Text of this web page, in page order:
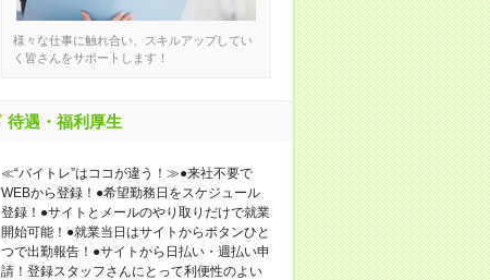
様々な仕事に触れ合い、スキルアップしてい
く皆さんをサポートします！
待遇・福利厚生
≪“バイトレ”はココが違う！≫●来社不要で
WEBから登録！●希望勤務日をスケジュール
登録！●サイトとメールのやり取りだけで就業
開始可能！●就業当日はサイトからボタンひと
つで出勤報告！●サイトから日払い・週払い申
請！登録スタッフさんにとって利便性のよい